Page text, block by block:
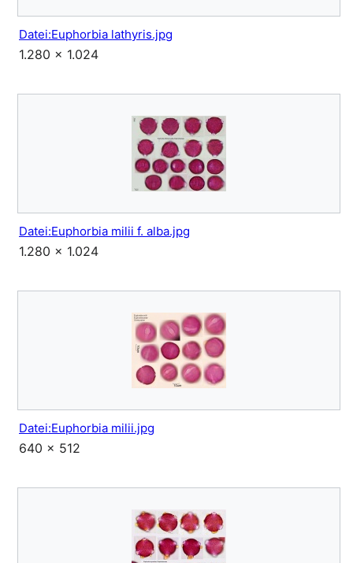
Datei:Euphorbia lathyris.jpg
1.280 × 1.024
Datei:Euphorbia milii f. alba.jpg
1.280 × 1.024
Datei:Euphorbia milii.jpg
640 × 512